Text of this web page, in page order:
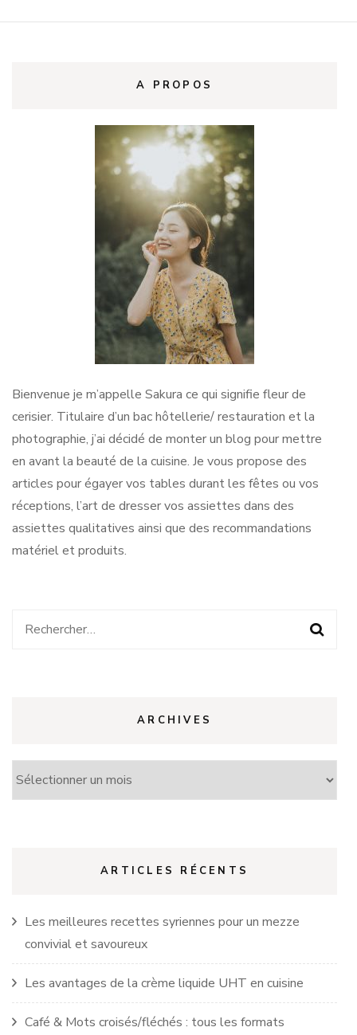
A PROPOS
Bienvenue je m’appelle Sakura ce qui signifie fleur de
cerisier. Titulaire d’un bac hôtellerie/ restauration et la
photographie, j’ai décidé de monter un blog pour mettre
en avant la beauté de la cuisine. Je vous propose des
articles pour égayer vos tables durant les fêtes ou vos
réceptions, l’art de dresser vos assiettes dans des
assiettes qualitatives ainsi que des recommandations
matériel et produits.
Rechercher :
ARCHIVES
Archives
ARTICLES RÉCENTS
Les meilleures recettes syriennes pour un mezze
convivial et savoureux
Les avantages de la crème liquide UHT en cuisine
Café & Mots croisés/fléchés : tous les formats